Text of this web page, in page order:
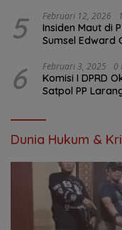
5 Februari 12, 2026
Insiden Maut di
Sumsel Edward
6 Februari 3, 2025 0
Komisi I DPRD
Satpol PP
Dunia Hukum &